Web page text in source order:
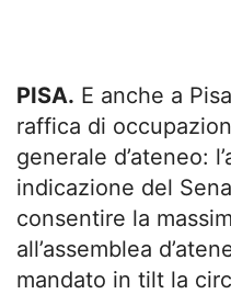
PISA. E anche a
raffica di
generale d’ateneo:
indicazione del
consentire la
all’assemblea
mandato in tilt la